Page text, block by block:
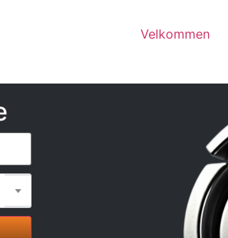
Velkommen